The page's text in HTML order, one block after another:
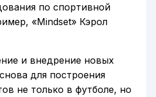
по спортивной
«Mindset» Кэрол
и внедрение новых
для построения
не только в футболе, но